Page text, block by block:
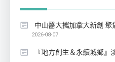
中山醫大攜加拿大新創 聚
2026-08-07
『地方創生＆永續城鄉